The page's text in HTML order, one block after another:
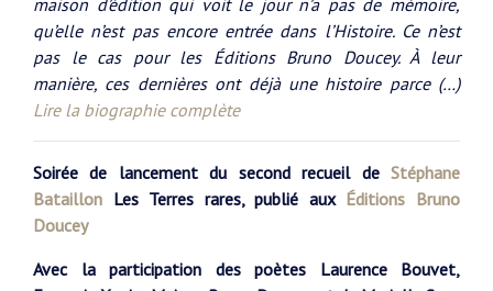
maison d’édition qui voit le jour n’a pas de mémoire,
qu’elle n’est pas encore entrée dans l’Histoire. Ce n’est
pas le cas pour les Éditions Bruno Doucey. À leur
manière, ces dernières ont déjà une histoire parce (…)
Lire la biographie complète
Soirée de lancement du second recueil de Stéphane
Bataillon Les Terres rares, publié aux Éditions Bruno
Doucey
Avec la participation des poètes Laurence Bouvet,